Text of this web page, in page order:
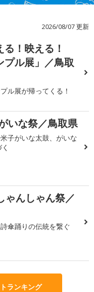
2026/08/07 更新
！映える！
プル展」／鳥取
ル展が帰ってくる！
いな祭／鳥取県
子がいな太鼓、がいな
ゃんしゃん祭／
傘踊りの伝統を繋ぐ
ランキング